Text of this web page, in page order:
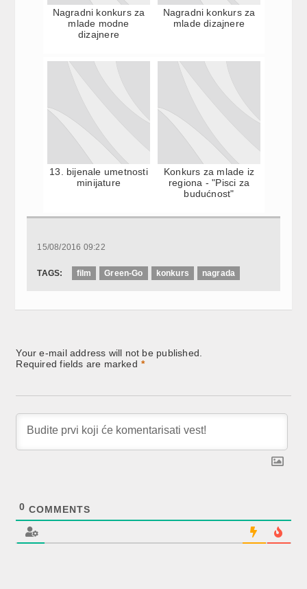
Nagradni konkurs za
mlade modne
dizajnere
Nagradni konkurs za
mlade dizajnere
13. bijenale umetnosti
minijature
Konkurs za mlade iz
regiona - "Pisci za
budućnost"
15/08/2016 09:22
TAGS: film Green-Go konkurs nagrada
Your e-mail address will not be published.
Required fields are marked *
0 COMMENTS